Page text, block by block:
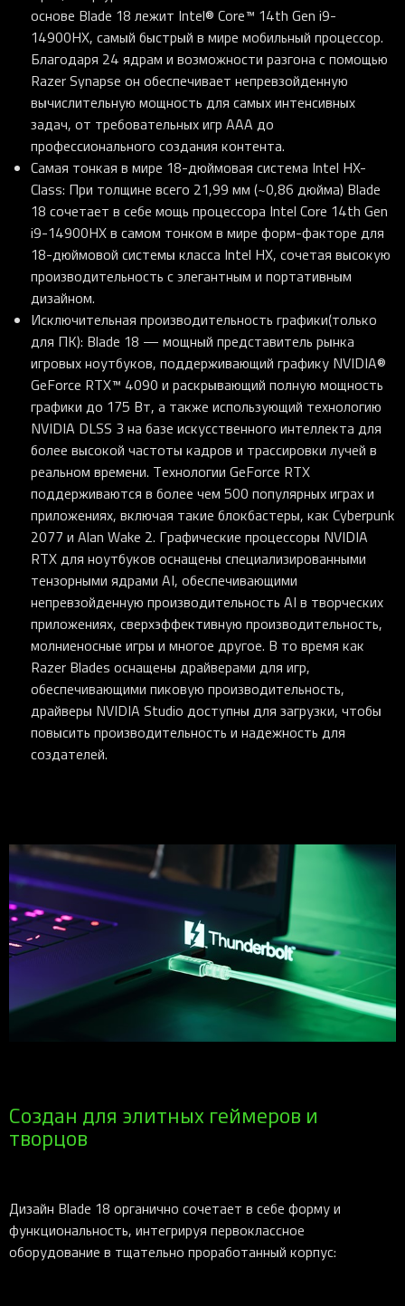
основе Blade 18 лежит Intel® Core™ 14th Gen i9-
14900HX, самый быстрый в мире мобильный процессор.
Благодаря 24 ядрам и возможности разгона с помощью
Razer Synapse он обеспечивает непревзойденную
вычислительную мощность для самых интенсивных
задач, от требовательных игр AAA до
профессионального создания контента.
Самая тонкая в мире 18-дюймовая система Intel HX-
Class: При толщине всего 21,99 мм (~0,86 дюйма) Blade
18 сочетает в себе мощь процессора Intel Core 14th Gen
i9-14900HX в самом тонком в мире форм-факторе для
18-дюймовой системы класса Intel HX, сочетая высокую
производительность с элегантным и портативным
дизайном.
Исключительная производительность графики(только
для ПК): Blade 18 — мощный представитель рынка
игровых ноутбуков, поддерживающий графику NVIDIA®
GeForce RTX™ 4090 и раскрывающий полную мощность
графики до 175 Вт, а также использующий технологию
NVIDIA DLSS 3 на базе искусственного интеллекта для
более высокой частоты кадров и трассировки лучей в
реальном времени. Технологии GeForce RTX
поддерживаются в более чем 500 популярных играх и
приложениях, включая такие блокбастеры, как Cyberpunk
2077 и Alan Wake 2. Графические процессоры NVIDIA
RTX для ноутбуков оснащены специализированными
тензорными ядрами AI, обеспечивающими
непревзойденную производительность AI в творческих
приложениях, сверхэффективную производительность,
молниеносные игры и многое другое. В то время как
Razer Blades оснащены драйверами для игр,
обеспечивающими пиковую производительность,
драйверы NVIDIA Studio доступны для загрузки, чтобы
повысить производительность и надежность для
создателей.
Создан для элитных геймеров и
творцов
Дизайн Blade 18 органично сочетает в себе форму и
функциональность, интегрируя первоклассное
оборудование в тщательно проработанный корпус: